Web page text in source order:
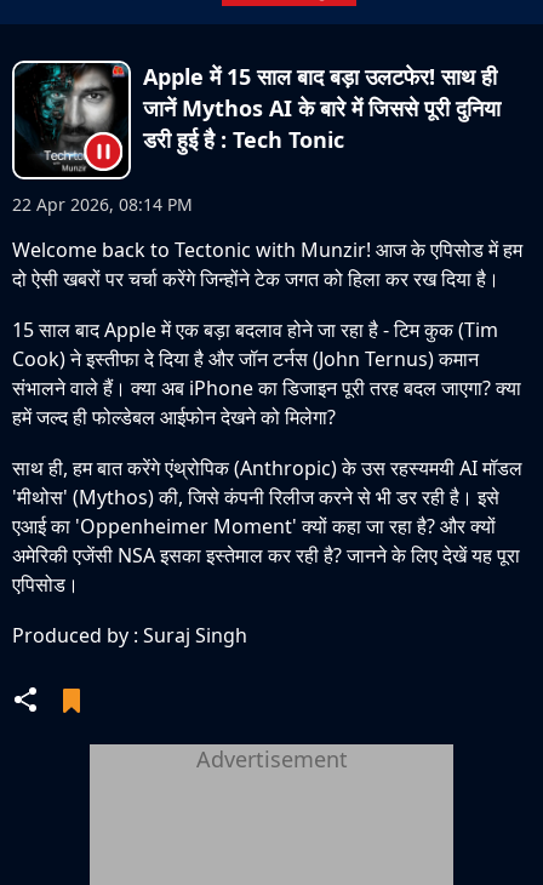
Apple में 15 साल बाद बड़ा उलटफेर! साथ ही
जानें Mythos AI के बारे में जिससे पूरी दुनिया
डरी हुई है : Tech Tonic
22 Apr 2026, 08:14 PM
Welcome back to Tectonic with Munzir! आज के एपिसोड में हम
दो ऐसी खबरों पर चर्चा करेंगे जिन्होंने टेक जगत को हिला कर रख दिया है।
15 साल बाद Apple में एक बड़ा बदलाव होने जा रहा है - टिम कुक (Tim
Cook) ने इस्तीफा दे दिया है और जॉन टर्नस (John Ternus) कमान
संभालने वाले हैं। क्या अब iPhone का डिजाइन पूरी तरह बदल जाएगा? क्या
हमें जल्द ही फोल्डेबल आईफोन देखने को मिलेगा?
साथ ही, हम बात करेंगे एंथ्रोपिक (Anthropic) के उस रहस्यमयी AI मॉडल
'मीथोस' (Mythos) की, जिसे कंपनी रिलीज करने से भी डर रही है। इसे
एआई का 'Oppenheimer Moment' क्यों कहा जा रहा है? और क्यों
अमेरिकी एजेंसी NSA इसका इस्तेमाल कर रही है? जानने के लिए देखें यह पूरा
एपिसोड।
Produced by : Suraj Singh
Advertisement